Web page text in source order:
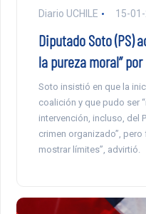
Diario UCHILE 15-
Diputado Soto (PS)
la pureza moral”
Soto insistió en que la
coalición y que pudo ser
intervención, incluso, del
crimen organizado”,
mostrar límites”, advirtió.